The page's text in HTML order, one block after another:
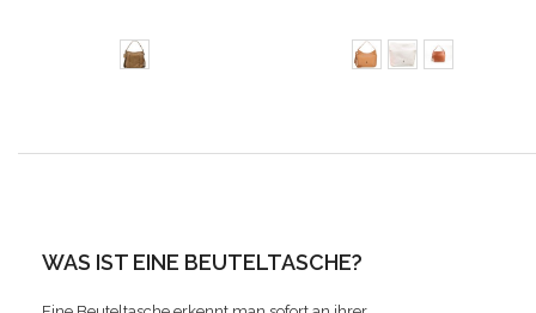
WAS IST EINE BEUTELTASCHE?